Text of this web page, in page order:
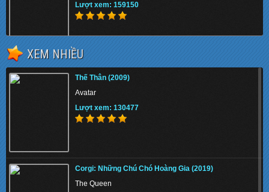
Lượt xem: 159150
Cuộc Đời Của Pi (2012)
Life of Pi
Lượt xem: 136624
Cuộc Phiêu Lưu Của Nhà Croods ()
The Croods
Lượt xem: 147226
XEM NHIỀU
Thế Thân (2009)
Avatar
Lượt xem: 130477
Corgi: Những Chú Chó Hoàng Gia (2019)
The Queen